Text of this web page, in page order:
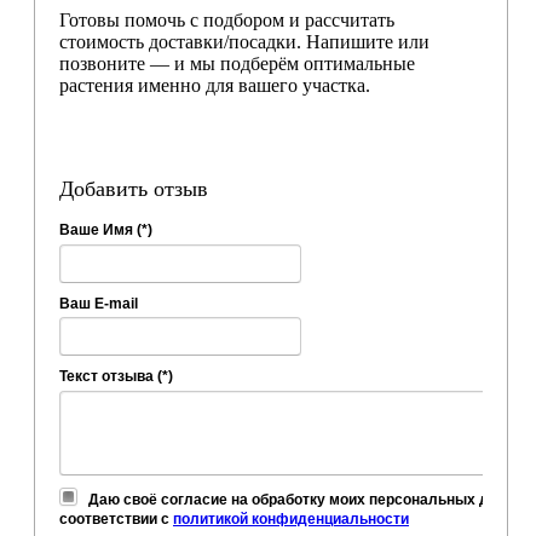
Готовы помочь с подбором и рассчитать
стоимость доставки/посадки. Напишите или
позвоните — и мы подберём оптимальные
растения именно для вашего участка.
Добавить отзыв
Ваше Имя (*)
Ваш E-mail
Текст отзыва (*)
Даю своё согласие на обработку моих персональных данных,
соответствии с политикой конфиденциальности